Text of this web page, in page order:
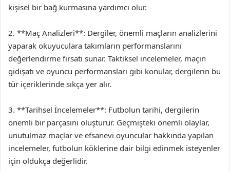
kişisel bir bağ kurmasına yardımcı olur.
2. **Maç Analizleri**: Dergiler, önemli maçların analizlerini
yaparak okuyuculara takımların performanslarını
değerlendirme fırsatı sunar. Taktiksel incelemeler, maçın
gidişatı ve oyuncu performansları gibi konular, dergilerin bu
tür içeriklerinde sıkça yer alır.
3. **Tarihsel İncelemeler**: Futbolun tarihi, dergilerin
önemli bir parçasını oluşturur. Geçmişteki önemli olaylar,
unutulmaz maçlar ve efsanevi oyuncular hakkında yapılan
incelemeler, futbolun köklerine dair bilgi edinmek isteyenler
için oldukça değerlidir.